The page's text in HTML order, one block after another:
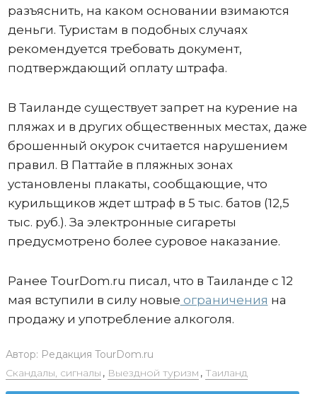
разъяснить, на каком основании взимаются
деньги. Туристам в подобных случаях
рекомендуется требовать документ,
подтверждающий оплату штрафа.
В Таиланде существует запрет на курение на
пляжах и в других общественных местах, даже
брошенный окурок считается нарушением
правил. В Паттайе в пляжных зонах
установлены плакаты, сообщающие, что
курильщиков ждет штраф в 5 тыс. батов (12,5
тыс. руб.). За электронные сигареты
предусмотрено более суровое наказание.
Ранее TourDom.ru писал, что в Таиланде с 12
мая вступили в силу новые ограничения на
продажу и употребление алкоголя.
Автор: Редакция TourDom.ru
Скандалы, сигналы , Выездной туризм , Таиланд